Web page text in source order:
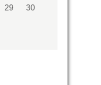
29
30